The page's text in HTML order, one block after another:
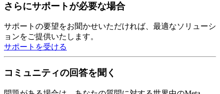
さらにサポートが必要な場合
サポートの要望をお聞かせいただければ、最適なソリューシ
ョンをご提供いたします。
サポートを受ける
コミュニティの回答を聞く